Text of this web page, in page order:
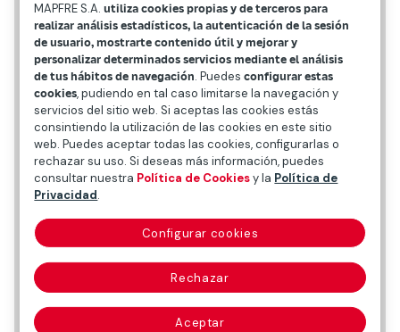
Datos personales
Fecha y lugar de nacimiento
MAPFRE S.A.utiliza cookies propias y de terceros para
realizar análisis estadísticos, la autenticación de la sesión
de usuario, mostrarte contenido útil y mejorar y
personalizar determinados servicios mediante el análisis
de tus hábitos de navegación. Puedesconfigurar estas
cookies, pudiendo en tal caso limitarse la navegación y
servicios del sitio web. Si aceptas las cookies estás
consintiendo la utilización de las cookies en este sitio
web. Puedes aceptar todas las cookies, configurarlas o
rechazar su uso. Si deseas más información, puedes
consultar nuestra Política de Cookiesy la Política de
Privacidad.
Configurar cookies
Rechazar
Aceptar